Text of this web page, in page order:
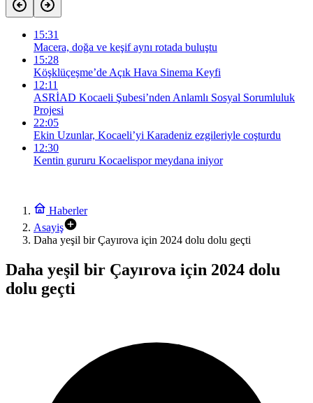
15:31
Macera, doğa ve keşif aynı rotada buluştu
15:28
Köşklüçeşme’de Açık Hava Sinema Keyfi
12:11
ASRİAD Kocaeli Şubesi’nden Anlamlı Sosyal Sorumluluk
Projesi
22:05
Ekin Uzunlar, Kocaeli’yi Karadeniz ezgileriyle coşturdu
12:30
Kentin gururu Kocaelispor meydana iniyor
Haberler
Asayiş
Daha yeşil bir Çayırova için 2024 dolu dolu geçti
Daha yeşil bir Çayırova için 2024 dolu
dolu geçti